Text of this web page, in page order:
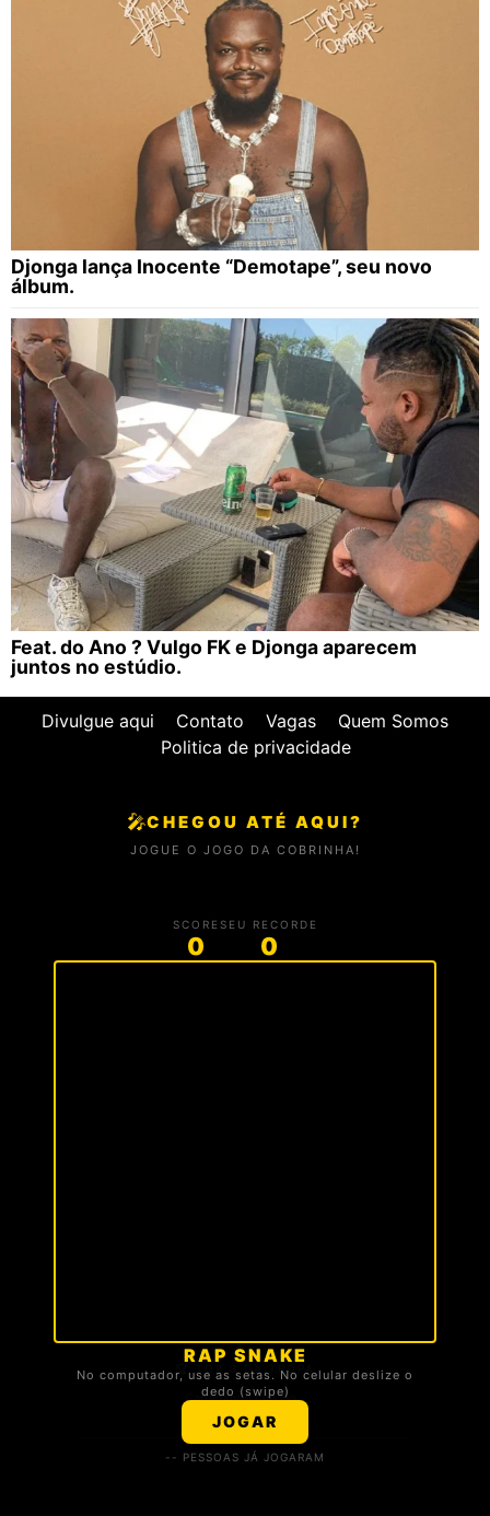
Djonga lança Inocente “Demotape”, seu novo
álbum.
Feat. do Ano ? Vulgo FK e Djonga aparecem
juntos no estúdio.
Divulgue aqui Contato Vagas
Quem Somos
Politica de privacidade
🎤CHEGOU ATÉ AQUI?
JOGUE O JOGO DA COBRINHA!
SCORE
0
SEU RECORDE
0
RAP SNAKE
No computador, use as setas. No celular deslize o
dedo (swipe)
JOGAR
🏆 TOP 3 DA TROPA
Carregando ranking...
-- PESSOAS JÁ JOGARAM